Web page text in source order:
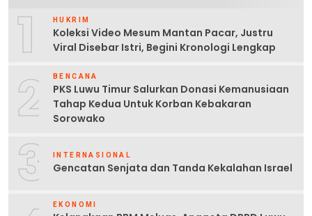
1 HUKRIM
Koleksi Video Mesum Mantan Pacar, Justru
Viral Disebar Istri, Begini Kronologi Lengkap
2 BENCANA
PKS Luwu Timur Salurkan Donasi Kemanusiaan
Tahap Kedua Untuk Korban Kebakaran
Sorowako
3 INTERNASIONAL
Gencatan Senjata dan Tanda Kekalahan Israel
EKONOMI